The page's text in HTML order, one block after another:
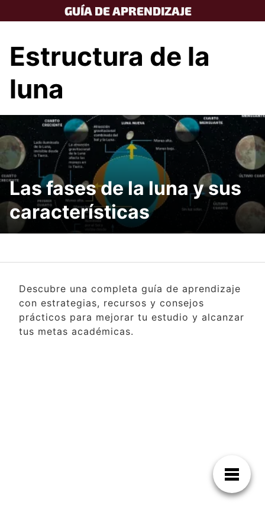
to
GUÍA DE APRENDIZAJE
Estructura de la
luna
Las fases de la luna y sus
características
Descubre una completa guía de aprendizaje
con estrategias, recursos y consejos
prácticos para mejorar tu estudio y alcanzar
tus metas académicas.